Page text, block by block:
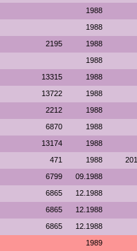
1988
1988
2195 1988
1988
13315 1988
13722 1988
2212 1988
6870 1988
13174 1988
471 1988
6799 09.1988
6865 12.1988
6865 12.1988
6865 12.1988
1989